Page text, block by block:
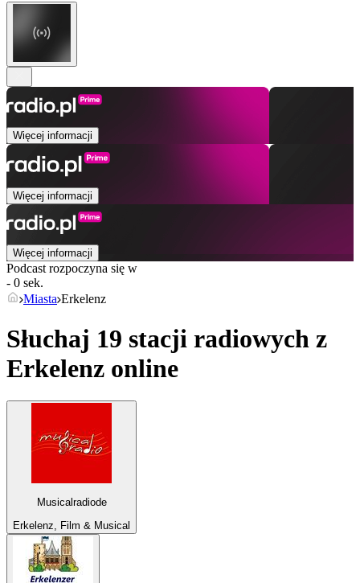
Więcej informacji
Więcej informacji
Więcej informacji
Podcast rozpoczyna się w
- 0 sek.
Miasta Erkelenz
Słuchaj 19 stacji radiowych z
Erkelenz online
Musicalradiode
Erkelenz, Film & Musical